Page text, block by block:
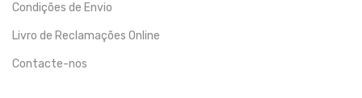
Condições de Envio
Livro de Reclamações Online
Contacte-nos